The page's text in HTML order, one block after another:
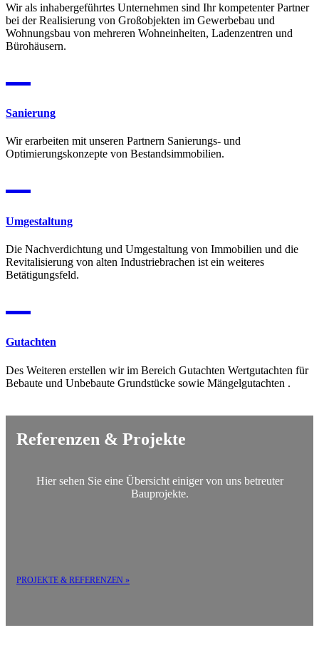
Wir als inhabergeführtes Unternehmen sind Ihr kompetenter Partner
bei der Realisierung von Großobjekten im Gewerbebau und
Wohnungsbau von mehreren Wohneinheiten, Ladenzentren und
Bürohäusern.

Sanierung
Wir erarbeiten mit unseren Partnern Sanierungs- und
Optimierungskonzepte von Bestandsimmobilien.

Umgestaltung
Die Nachverdichtung und Umgestaltung von Immobilien und die
Revitalisierung von alten Industriebrachen ist ein weiteres
Betätigungsfeld.

Gutachten
Des Weiteren erstellen wir im Bereich Gutachten Wertgutachten für
Bebaute und Unbebaute Grundstücke sowie Mängelgutachten .
Referenzen & Projekte
Hier sehen Sie eine Übersicht einiger von uns betreuter
Bauprojekte.
PROJEKTE & REFERENZEN »